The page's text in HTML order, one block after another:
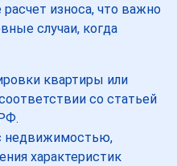
износа, что важно
случаи, когда
квартиры или
со статьей
недвижимостью,
характеристик